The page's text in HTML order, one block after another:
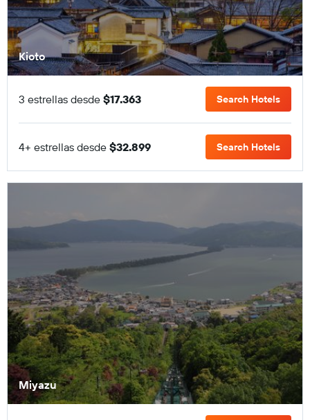
Kioto
3 estrellas desde $17.363 Search Hotels
4+ estrellas desde $32.899 Search Hotels
Miyazu